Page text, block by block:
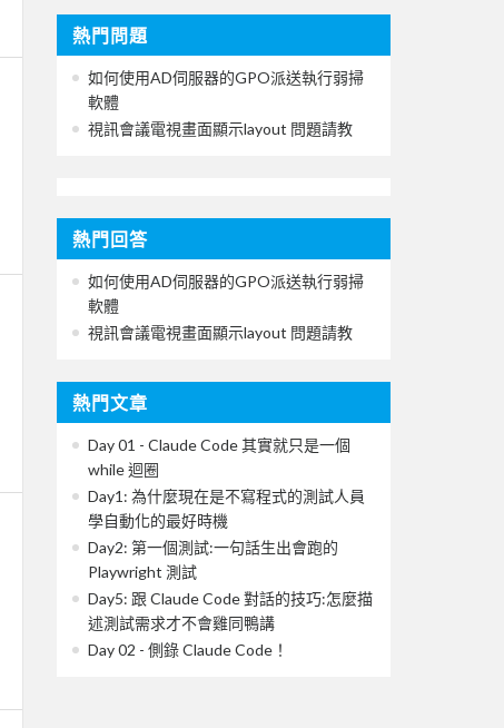
熱門問題
如何使用AD伺服器的GPO派送執行弱掃
軟體
視訊會議電視畫面顯示layout 問題請教
熱門回答
如何使用AD伺服器的GPO派送執行弱掃
軟體
視訊會議電視畫面顯示layout 問題請教
熱門文章
Day 01 - Claude Code 其實就只是一個
while 迴圈
Day1: 為什麼現在是不寫程式的測試人員
學自動化的最好時機
Day2: 第一個測試:一句話生出會跑的
Playwright 測試
Day5: 跟 Claude Code 對話的技巧:怎麼描
述測試需求才不會雞同鴨講
Day 02 - 側錄 Claude Code！